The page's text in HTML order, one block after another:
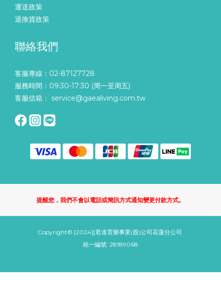
運送政策
退換貨政策
聯絡我們
客服專線：02-87127728
服務時間：09:30-17:30 (周一至周五)
客服信箱： service@gaealiving.com.tw
提醒您，我們不會以電話或簡訊方式通知變更付款方式。
Copyright© [2024][君達育樂事業(股)公司花蓮分公司
統一編號: 28189068